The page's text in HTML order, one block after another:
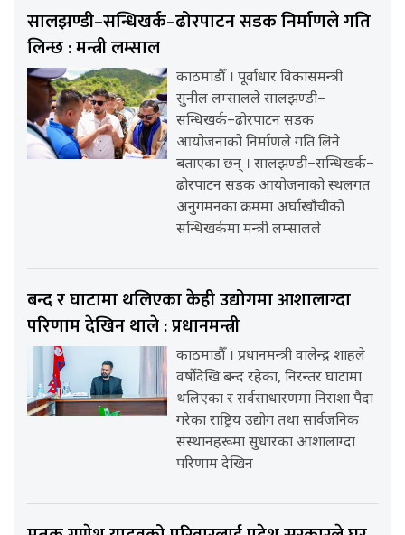
सालझण्डी–सन्धिखर्क–ढोरपाटन सडक निर्माणले गति
लिन्छ : मन्त्री लम्साल
काठमाडौँ । पूर्वाधार विकासमन्त्री
सुनील लम्सालले सालझण्डी–
सन्धिखर्क–ढोरपाटन सडक
आयोजनाको निर्माणले गति लिने
बताएका छन् । सालझण्डी–सन्धिखर्क–
ढोरपाटन सडक आयोजनाको स्थलगत
अनुगमनका क्रममा अर्घाखाँचीको
सन्धिखर्कमा मन्त्री लम्सालले
बन्द र घाटामा थलिएका केही उद्योगमा आशालाग्दा
परिणाम देखिन थाले : प्रधानमन्त्री
काठमाडौँ । प्रधानमन्त्री वालेन्द्र शाहले
वर्षौंदेखि बन्द रहेका, निरन्तर घाटामा
थलिएका र सर्वसाधारणमा निराशा पैदा
गरेका राष्ट्रिय उद्योग तथा सार्वजनिक
संस्थानहरूमा सुधारका आशालाग्दा
परिणाम देखिन